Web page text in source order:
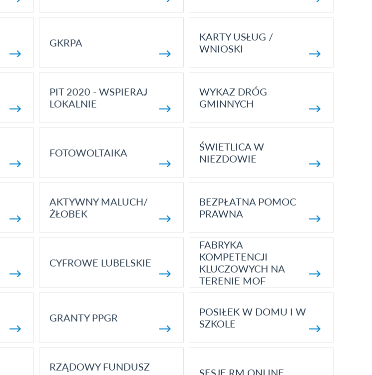
GKRPA
KARTY USŁUG /
WNIOSKI
PIT 2020 - WSPIERAJ
LOKALNIE
WYKAZ DRÓG
GMINNYCH
FOTOWOLTAIKA
ŚWIETLICA W
NIEZDOWIE
AKTYWNY MALUCH/
ŻŁOBEK
BEZPŁATNA POMOC
PRAWNA
CYFROWE LUBELSKIE
FABRYKA
KOMPETENCJI
KLUCZOWYCH NA
TERENIE MOF
GRANTY PPGR
POSIŁEK W DOMU I W
SZKOLE
RZĄDOWY FUNDUSZ
SESJE RM ONLINE